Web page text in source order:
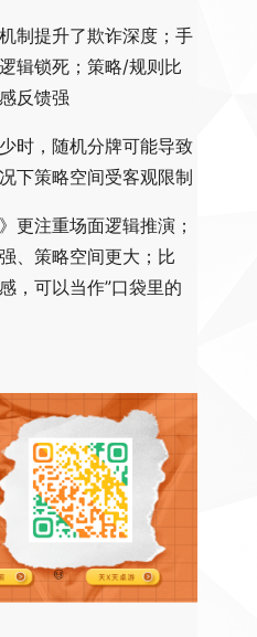
制提升了欺诈深度；手
辑锁死；策略/规则比
反馈强
时，随机分牌可能导致
下策略空间受客观限制
更注重场面逻辑推演；
、策略空间更大；比
，可以当作”口袋里的